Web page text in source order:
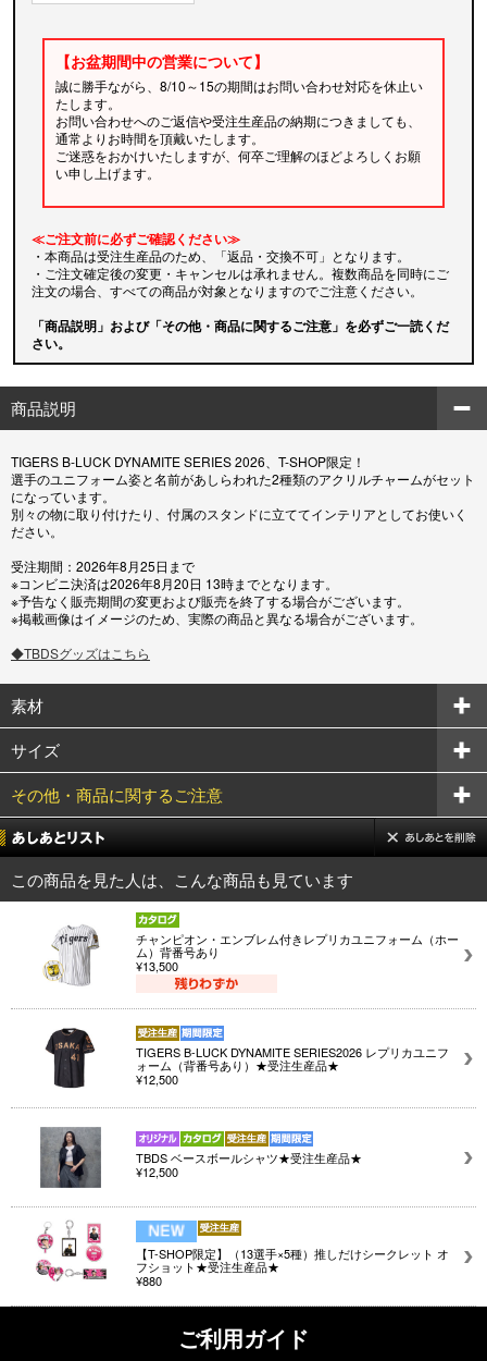
【お盆期間中の営業について】
誠に勝手ながら、8/10～15の期間はお問い合わせ対応を休止い
たします。
お問い合わせへのご返信や受注生産品の納期につきましても、
通常よりお時間を頂戴いたします。
ご迷惑をおかけいたしますが、何卒ご理解のほどよろしくお願
い申し上げます。
≪ご注文前に必ずご確認ください≫
・本商品は受注生産品のため、「返品・交換不可」となります。
・ご注文確定後の変更・キャンセルは承れません。複数商品を同時にご
注文の場合、すべての商品が対象となりますのでご注意ください。
「商品説明」および「その他・商品に関するご注意」を必ずご一読くだ
さい。
商品説明
TIGERS B-LUCK DYNAMITE SERIES 2026、T-SHOP限定！
選手のユニフォーム姿と名前があしらわれた2種類のアクリルチャームがセット
になっています。
別々の物に取り付けたり、付属のスタンドに立ててインテリアとしてお使いく
ださい。
受注期間：2026年8月25日まで
※コンビニ決済は2026年8月20日 13時までとなります。
※予告なく販売期間の変更および販売を終了する場合がございます。
※掲載画像はイメージのため、実際の商品と異なる場合がございます。
◆TBDSグッズはこちら
素材
サイズ
その他・商品に関するご注意
この商品を見た人は、こんな商品も見ています
チャンピオン・エンブレム付きレプリカユニフォーム（ホー
ム）背番号あり
¥13,500
TIGERS B-LUCK DYNAMITE SERIES2026 レプリカユニフ
ォーム（背番号あり）★受注生産品★
¥12,500
TBDS ベースボールシャツ★受注生産品★
¥12,500
【T-SHOP限定】（13選手×5種）推しだけシークレット オ
フショット★受注生産品★
¥880
ご利用ガイド